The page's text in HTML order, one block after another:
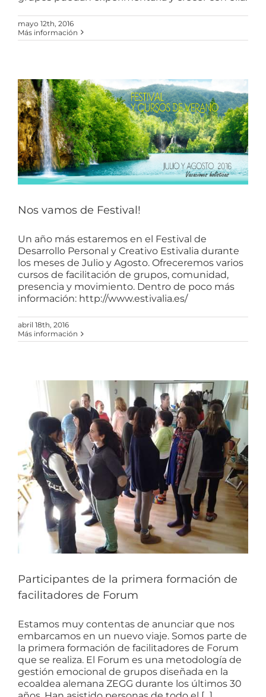
mayo 12th, 2016
Más información
Nos vamos de Festival!
Un año más estaremos en el Festival de
Desarrollo Personal y Creativo Estivalia durante
los meses de Julio y Agosto. Ofreceremos varios
cursos de facilitación de grupos, comunidad,
presencia y movimiento. Dentro de poco más
información: http://www.estivalia.es/
abril 18th, 2016
Más información
Participantes de la primera formación de
facilitadores de Forum
Estamos muy contentas de anunciar que nos
embarcamos en un nuevo viaje. Somos parte de
la primera formación de facilitadores de Forum
que se realiza. El Forum es una metodología de
gestión emocional de grupos diseñada en la
ecoaldea alemana ZEGG durante los últimos 30